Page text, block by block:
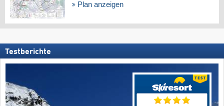
Plan anzeigen
Testberichte